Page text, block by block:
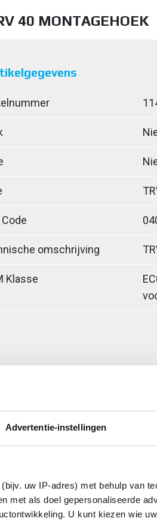
Advertentie-instellingen
uw IP-adres) met behulp van
met als doel gepersonaliseerde
U kunt kiezen wie
40 MONTAGEHOEK
Code
omschrijving
Klasse